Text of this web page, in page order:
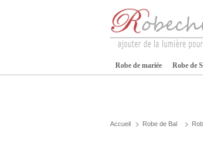
Robe de mariée Robe de
Accueil Robe de Bal